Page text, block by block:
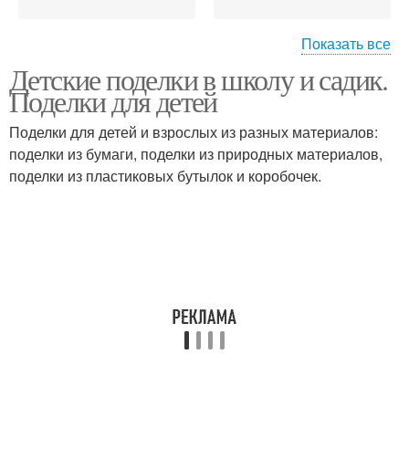
Красивая поделка Поделка в садик
Материал в садик Поделки из листьев
Показать все
Детские поделки в школу и садик.
Поделки для детей
Поделки для детей и взрослых из разных материалов:
поделки из бумаги, поделки из природных материалов,
поделки из пластиковых бутылок и коробочек.